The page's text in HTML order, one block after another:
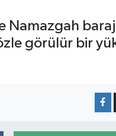
Namazgah
görülür bir